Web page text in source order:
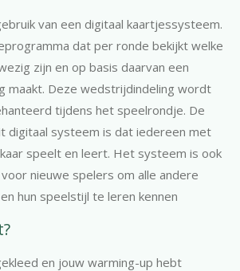
van een digitaal kaartjessysteem.
dat per ronde bekijkt welke
zijn en op basis daarvan een
maakt. Deze wedstrijdindeling wordt
tijdens het speelrondje. De
digitaal systeem is dat iedereen met
speelt en leert. Het systeem is ook
nieuwe spelers om alle andere
hun speelstijl te leren kennen
en jouw warming-up hebt